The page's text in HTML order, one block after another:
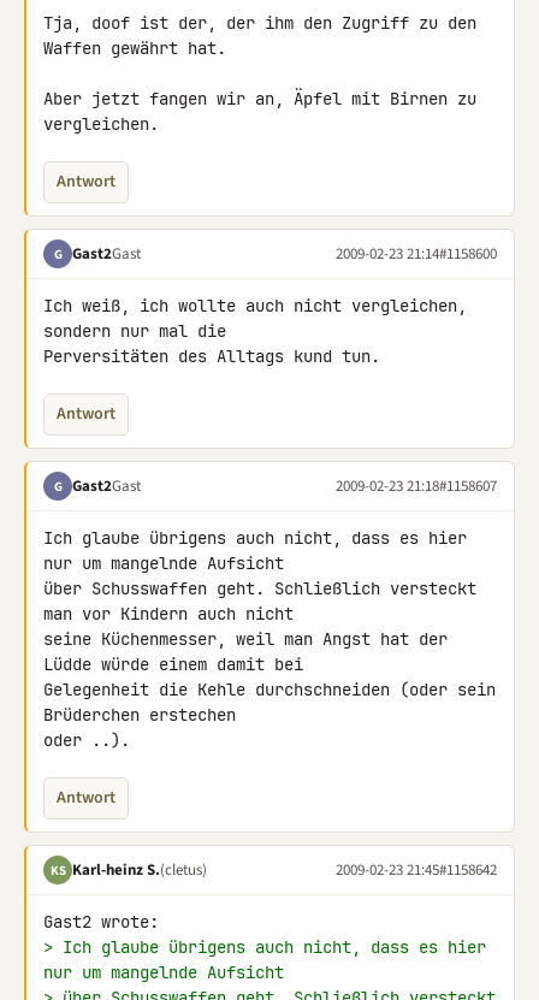
Tja, doof ist der, der ihm den Zugriff zu den
Waffen gewährt hat.
Aber jetzt fangen wir an, Äpfel mit Birnen zu
vergleichen.
Antwort
G Gast2Gast 2009-02-23 21:14#1158600
Ich weiß, ich wollte auch nicht vergleichen,
sondern nur mal die
Perversitäten des Alltags kund tun.
Antwort
G Gast2Gast 2009-02-23 21:18#1158607
Ich glaube übrigens auch nicht, dass es hier
nur um mangelnde Aufsicht
über Schusswaffen geht. Schließlich versteckt
man vor Kindern auch nicht
seine Küchenmesser, weil man Angst hat der
Lüdde würde einem damit bei
Gelegenheit die Kehle durchschneiden (oder sein
Brüderchen erstechen
oder ..).
Antwort
KS Karl-heinz S.(cletus) 2009-02-23 21:45#1158642
> Ich glaube übrigens auch nicht, dass es hier
nur um mangelnde Aufsicht